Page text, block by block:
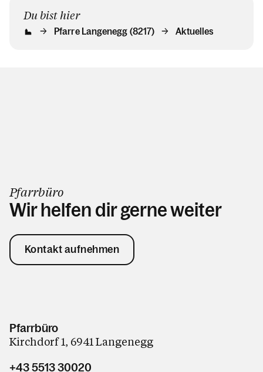
Du bist hier
Pfarre Langenegg (8217) Aktuelles
Pfarrbüro
Wir helfen dir gerne weiter
Kontakt aufnehmen
Pfarrbüro
Kirchdorf 1, 6941 Langenegg
+43 5513 30020